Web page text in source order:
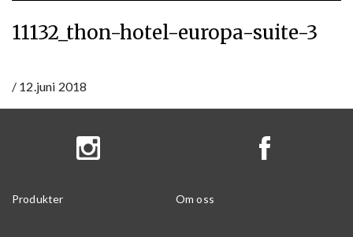
11132_thon-hotel-europa-suite-3
/ 12.juni 2018
Produkter Om oss